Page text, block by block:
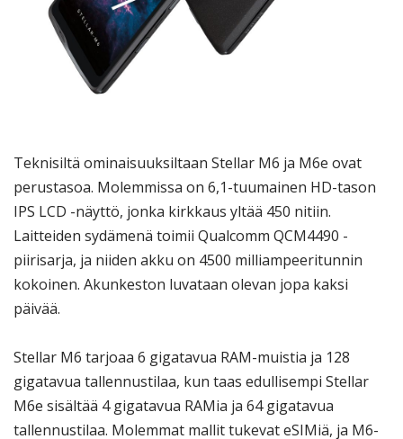
Teknisiltä ominaisuuksiltaan Stellar M6 ja M6e ovat
perustasoa. Molemmissa on 6,1-tuumainen HD-tason
IPS LCD -näyttö, jonka kirkkaus yltää 450 nitiin.
Laitteiden sydämenä toimii Qualcomm QCM4490 -
piirisarja, ja niiden akku on 4500 milliampeeritunnin
kokoinen. Akunkeston luvataan olevan jopa kaksi
päivää.
Stellar M6 tarjoaa 6 gigatavua RAM-muistia ja 128
gigatavua tallennustilaa, kun taas edullisempi Stellar
M6e sisältää 4 gigatavua RAMia ja 64 gigatavua
tallennustilaa. Molemmat mallit tukevat eSIMiä, ja M6-